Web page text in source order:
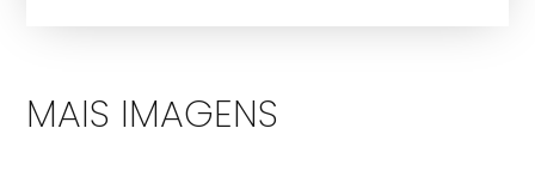
MAIS IMAGENS